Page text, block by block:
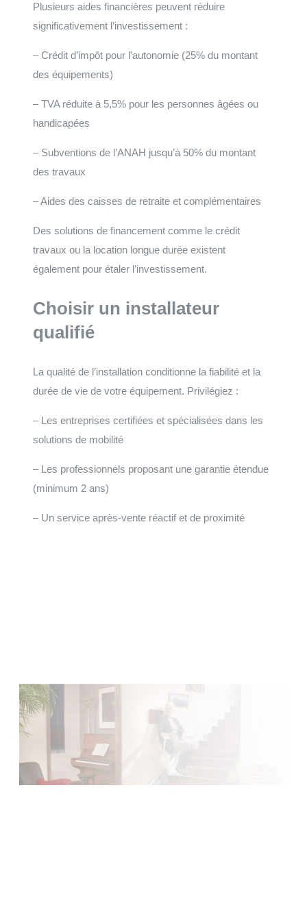
Plusieurs aides financières peuvent réduire
significativement l’investissement :
– Crédit d’impôt pour l’autonomie (25% du montant
des équipements)
– TVA réduite à 5,5% pour les personnes âgées ou
handicapées
– Subventions de l’ANAH jusqu’à 50% du montant
des travaux
– Aides des caisses de retraite et complémentaires
Des solutions de financement comme le crédit
travaux ou la location longue durée existent
également pour étaler l’investissement.
Choisir un installateur
qualifié
La qualité de l’installation conditionne la fiabilité et la
durée de vie de votre équipement. Privilégiez :
– Les entreprises certifiées et spécialisées dans les
solutions de mobilité
– Les professionnels proposant une garantie étendue
(minimum 2 ans)
– Un service après-vente réactif et de proximité